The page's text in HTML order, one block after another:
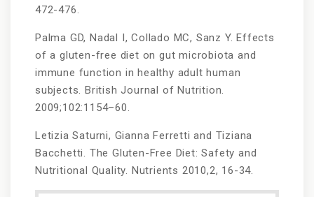
472-476.
Palma GD, Nadal I, Collado MC, Sanz Y. Effects
of a gluten-free diet on gut microbiota and
immune function in healthy adult human
subjects. British Journal of Nutrition.
2009;102:1154–60.
Letizia Saturni, Gianna Ferretti and Tiziana
Bacchetti. The Gluten-Free Diet: Safety and
Nutritional Quality. Nutrients 2010,2, 16-34.